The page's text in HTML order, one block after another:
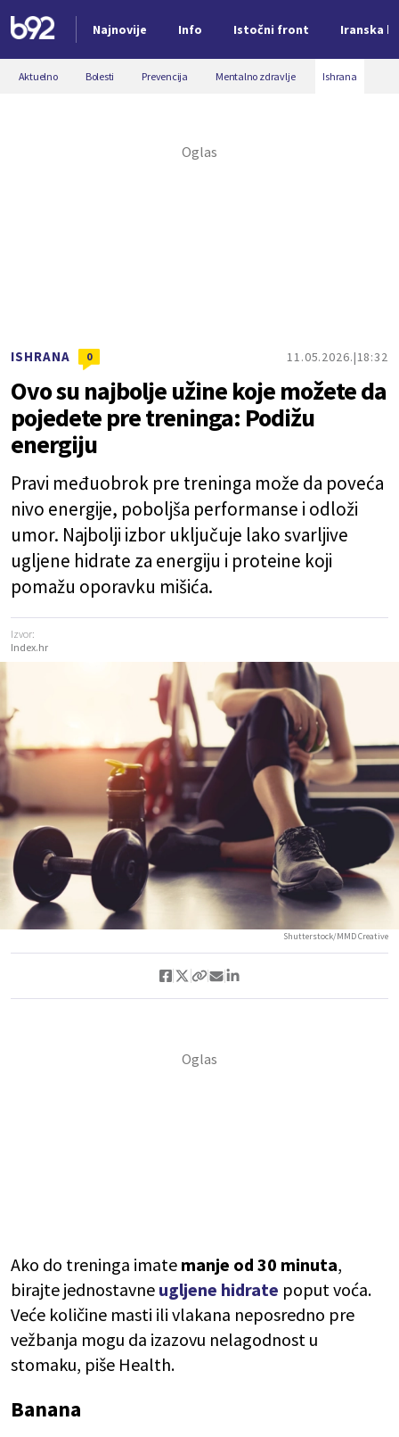
Najnovije Info Istočni front Iranska
Nova vest
Aktuelno Bolesti Prevencija Mentalno zdravlje Ishrana
ISHRANA 0 11.05.2026. 18:32
Ovo su najbolje užine koje možete da
pojedete pre treninga: Podižu
energiju
Pravi međuobrok pre treninga može da poveća
nivo energije, poboljša performanse i odloži
umor. Najbolji izbor uključuje lako svarljive
ugljene hidrate za energiju i proteine koji
pomažu oporavku mišića.
Izvor:
Index.hr
Shutterstock/MMD Creative
Ako do treninga imate manje od 30 minuta,
birajte jednostavne ugljene hidrate poput voća.
Veće količine masti ili vlakana neposredno pre
vežbanja mogu da izazovu nelagodnost u
stomaku, piše Health.
Banana